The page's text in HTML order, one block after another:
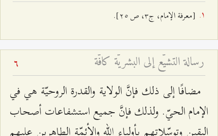
[معرفة الإمام، ج٣، ص ٢٥].
رسالة التشيّع إلى البشريّة كافّة 6
مضافًا إلى ذلك فإنَّ الولاية والقدرة الروحيّة هي في
الإمام الحيّ. ولذلك فإنَّ جميع استشفاعات أصحاب
اليقين وتوسّلاتهم بأولياء الله والأئمّة الطاهرين عليهم